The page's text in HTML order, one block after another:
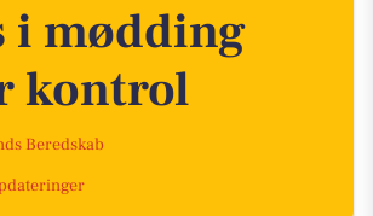
i mødding
kontrol
Beredskab